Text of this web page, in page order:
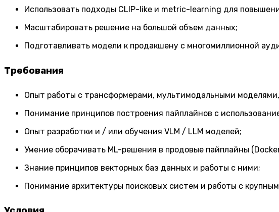
Использовать подходы CLIP-like и metric-learning для
Масштабировать решение на большой объем данных;
Подготавливать модели к продакшену с многомиллионной
Требования
Опыт работы с трансформерами, мультимодальными моделями,
Понимание принципов построения пайплайнов с
Опыт разработки и / или обучения VLM / LLM моделей;
Умение оборачивать ML-решения в продовые пайплайны
Знание принципов векторных баз данных и работы с ними;
Понимание архитектуры поисковых систем и работы с